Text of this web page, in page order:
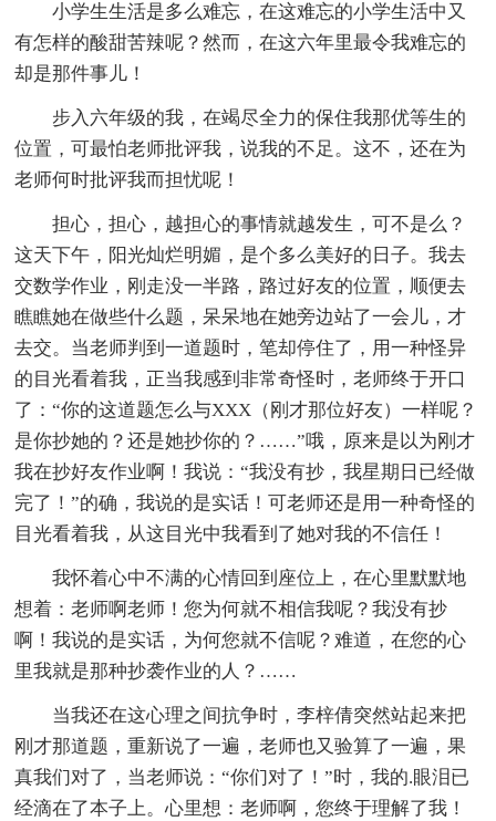
小学生生活是多么难忘，在这难忘的小学生活中又
有怎样的酸甜苦辣呢？然而，在这六年里最令我难忘的
却是那件事儿！
步入六年级的我，在竭尽全力的保住我那优等生的
位置，可最怕老师批评我，说我的不足。这不，还在为
老师何时批评我而担忧呢！
担心，担心，越担心的事情就越发生，可不是么？
这天下午，阳光灿烂明媚，是个多么美好的日子。我去
交数学作业，刚走没一半路，路过好友的位置，顺便去
瞧瞧她在做些什么题，呆呆地在她旁边站了一会儿，才
去交。当老师判到一道题时，笔却停住了，用一种怪异
的目光看着我，正当我感到非常奇怪时，老师终于开口
了：“你的这道题怎么与XXX（刚才那位好友）一样呢？
是你抄她的？还是她抄你的？……”哦，原来是以为刚才
我在抄好友作业啊！我说：“我没有抄，我星期日已经做
完了！”的确，我说的是实话！可老师还是用一种奇怪的
目光看着我，从这目光中我看到了她对我的不信任！
我怀着心中不满的心情回到座位上，在心里默默地
想着：老师啊老师！您为何就不相信我呢？我没有抄
啊！我说的是实话，为何您就不信呢？难道，在您的心
里我就是那种抄袭作业的人？……
当我还在这心理之间抗争时，李梓倩突然站起来把
刚才那道题，重新说了一遍，老师也又验算了一遍，果
真我们对了，当老师说：“你们对了！”时，我的.眼泪已
经滴在了本子上。心里想：老师啊，您终于理解了我！